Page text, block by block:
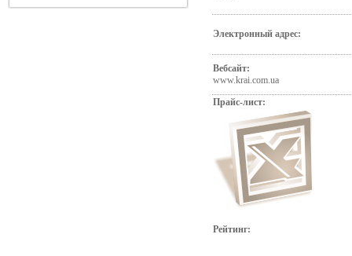
Электронный адрес:
Вебсайт:
www.krai.com.ua
Прайс-лист:
Рейтинг: